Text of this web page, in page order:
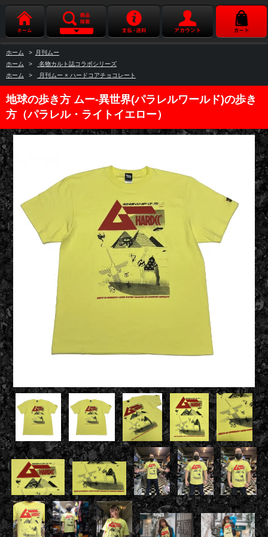
ホーム >
月刊ムー
ホーム
>
名物カルト誌コラボシリーズ
ホーム
> 月刊ムー × ハードコアチョコレート
地球の歩き方 ムー-異世界(パラレルワールド)の歩き
方（パラレル・ライトイエロー）